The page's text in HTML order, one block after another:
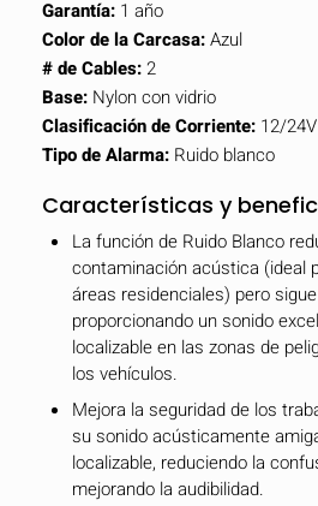
Comparar
Garantía: 1 año
Color de la Carcasa:Azul
# de Cables:2
Base: Nylon con vidrio
Clasificación de Corriente: 12/24V
Tipo de Alarma: Ruido blanco
Características y
La función de Ruido Blanco
contaminación acústica (ideal
áreas residenciales) pero sigue
proporcionando un sonido
localizable en las zonas de
los vehículos.
Mejora la seguridad de los
su sonido acústicamente
localizable, reduciendo la
mejorando la audibilidad.